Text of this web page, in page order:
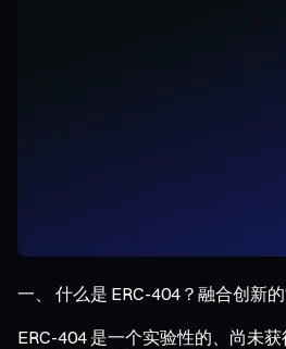
一、 什么是 ERC-404？融合创新
ERC-404 是一个实验性的、尚未